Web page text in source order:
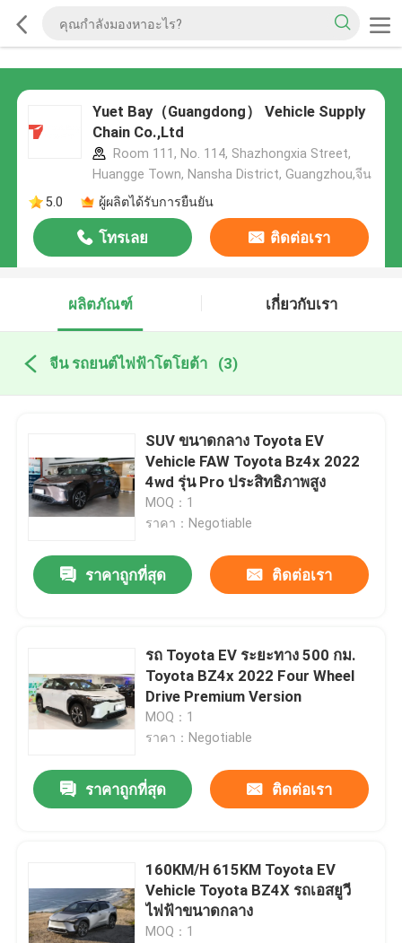
Yuet Bay（Guangdong） Vehicle Supply
Chain Co.,Ltd
Room 111, No. 114, Shazhongxia Street,
Huangge Town, Nansha District, Guangzhou,จีน
5.0
ผู้ผลิตได้รับการยืนยัน
โทรเลย ติดต่อเรา
ผลิตภัณฑ์ เกี่ยวกับเรา
จีน รถยนต์ไฟฟ้าโตโยต้า (3)
SUV ขนาดกลาง Toyota EV
Vehicle FAW Toyota Bz4x 2022
4wd รุ่น Pro ประสิทธิภาพสูง
MOQ：1
ราคา：Negotiable
ราคาถูกที่สุด ติดต่อเรา
รถ Toyota EV ระยะทาง 500 กม.
Toyota BZ4x 2022 Four Wheel
Drive Premium Version
MOQ：1
ราคา：Negotiable
ราคาถูกที่สุด ติดต่อเรา
160KM/H 615KM Toyota EV
Vehicle Toyota BZ4X รถเอสยูวี
ไฟฟ้าขนาดกลาง
MOQ：1